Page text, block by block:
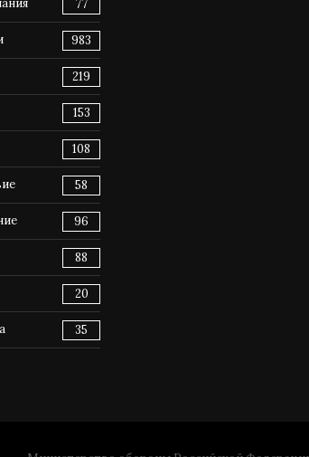
77
983
219
153
108
58
96
88
20
35